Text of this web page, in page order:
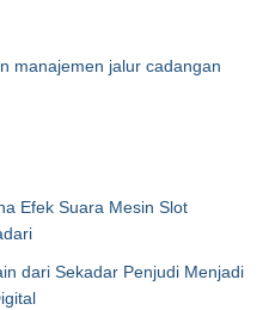
manajemen jalur cadangan
Efek Suara Mesin Slot
dari Sekadar Penjudi Menjadi